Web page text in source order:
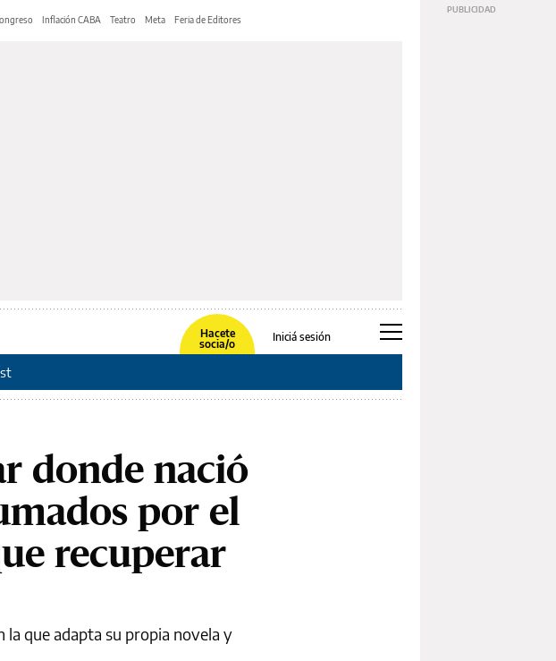
Inflación CABA Teatro Meta Feria de Editores
Hacete
socia/o
Iniciá sesión
donde nació
por el
recuperar
la que adapta su propia novela y